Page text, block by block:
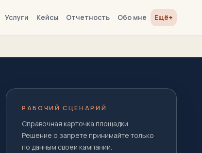
Услуги Кейсы Отчетность Обо мне Ещё+
РАБОЧИЙ СЦЕНАРИЙ
Справочная карточка площадки.
Решение о запрете принимайте только
по данным своей кампании.